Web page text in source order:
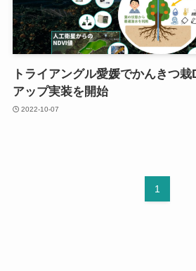
トライアングル愛媛でかんきつ栽
アップ実装を開始
2022-10-07
1